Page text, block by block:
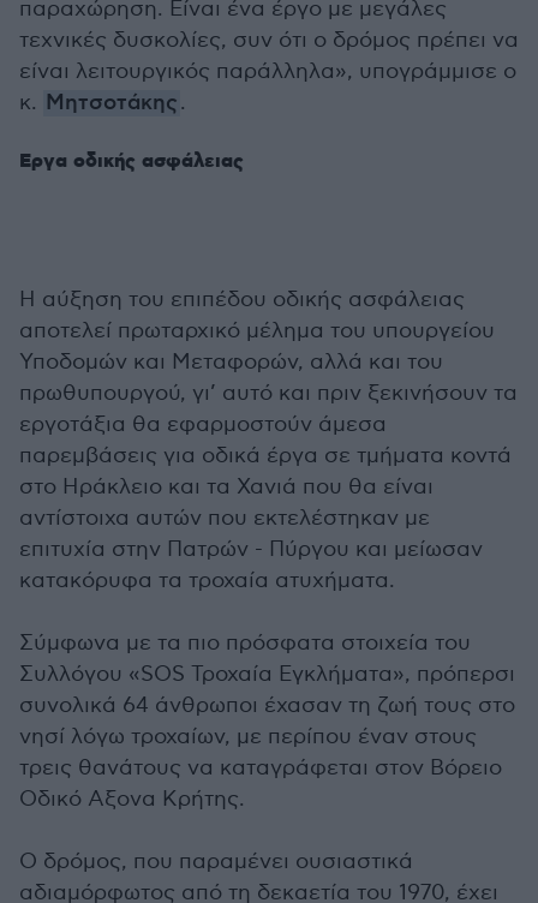
παραχώρηση. Είναι ένα έργο με μεγάλες
τεχνικές δυσκολίες, συν ότι ο δρόμος πρέπει να
είναι λειτουργικός παράλληλα», υπογράμμισε ο
κ. Μητσοτάκης.
Εργα οδικής ασφάλειας
Η αύξηση του επιπέδου οδικής ασφάλειας
αποτελεί πρωταρχικό μέλημα του υπουργείου
Υποδομών και Μεταφορών, αλλά και του
πρωθυπουργού, γι’ αυτό και πριν ξεκινήσουν τα
εργοτάξια θα εφαρμοστούν άμεσα
παρεμβάσεις για οδικά έργα σε τμήματα κοντά
στο Ηράκλειο και τα Χανιά που θα είναι
αντίστοιχα αυτών που εκτελέστηκαν με
επιτυχία στην Πατρών - Πύργου και μείωσαν
κατακόρυφα τα τροχαία ατυχήματα.
Σύμφωνα με τα πιο πρόσφατα στοιχεία του
Συλλόγου «SOS Τροχαία Εγκλήματα», πρόπερσι
συνολικά 64 άνθρωποι έχασαν τη ζωή τους στο
νησί λόγω τροχαίων, με περίπου έναν στους
τρεις θανάτους να καταγράφεται στον Βόρειο
Οδικό Αξονα Κρήτης.
Ο δρόμος, που παραμένει ουσιαστικά
αδιαμόρφωτος από τη δεκαετία του 1970, έχει